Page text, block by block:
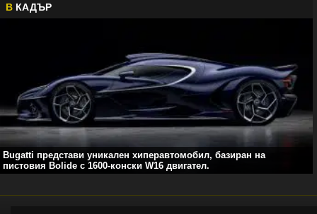
В КАДЪР
Bugatti представи уникален хиперавтомобил, базиран на
пистовия Bolide с 1600-конски W16 двигател.